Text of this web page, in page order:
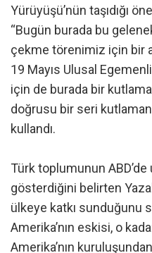
Yürüyüşü’nün taşıdığı
“Bugün burada bu
çekme törenimiz için bir
19 Mayıs Ulusal
için de burada bir
doğrusu bir seri
kullandı.
Türk toplumunun ABD’de
gösterdiğini belirten
ülkeye katkı sunduğunu
Amerika’nın eskisi, o
Amerika’nın